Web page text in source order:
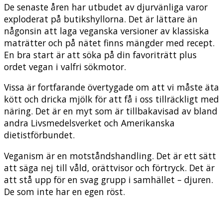
De senaste åren har utbudet av djurvänliga varor
exploderat på butikshyllorna. Det är lättare än
någonsin att laga veganska versioner av klassiska
maträtter och på nätet finns mängder med recept.
En bra start är att söka på din favoriträtt plus
ordet vegan i valfri sökmotor.
Vissa är fortfarande övertygade om att vi måste äta
kött och dricka mjölk för att få i oss tillräckligt med
näring. Det är en myt som är tillbakavisad av bland
andra Livsmedelsverket och Amerikanska
dietistförbundet.
Veganism är en motståndshandling. Det är ett sätt
att säga nej till våld, orättvisor och förtryck. Det är
att stå upp för en svag grupp i samhället – djuren.
De som inte har en egen röst.